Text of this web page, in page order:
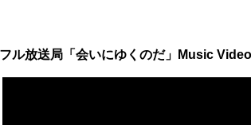
フル放送局「会いにゆくのだ」Music Video